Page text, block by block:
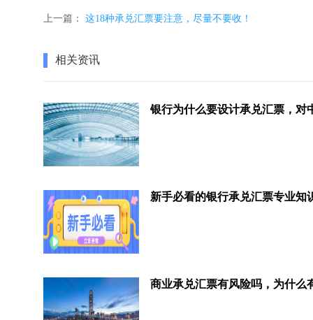
上一篇： 这18种承兑汇票要注意，尽量不要收！
相关资讯
新手必看的银行承兑汇票专业知